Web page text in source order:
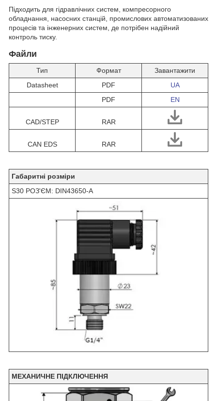
Підходить для гідравлічних систем, компресорного
обладнання, насосних станцій, промислових автоматизованих
процесів та інженерних систем, де потрібен надійний
контроль тиску.
Файли
Тип Формат
Завантажити
Datasheet
PDF
UA
PDF
EN
CAD/STEP RAR
CAN EDS RAR
Габаритні розміри
S30 РОЗ'ЄМ: DIN43650-A
МЕХАНИЧНЕ ПІДКЛЮЧЕННЯ